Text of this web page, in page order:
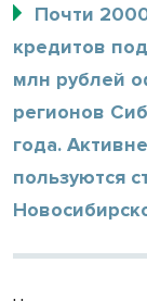
Почти
кредитов
млн рублей
регионов
года.
пользуются